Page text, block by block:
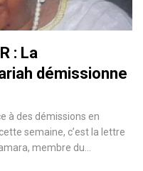
: La
démissionne
à des démissions en
semaine, c’est la lettre
membre du